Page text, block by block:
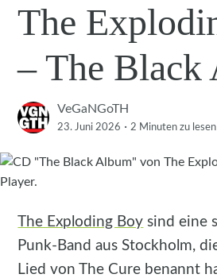
The
– The Black
VeGaNGoTH
23. Juni 2026 ·2 Minuten zu lesen
The Exploding Boy sind eine
Punk-Band aus Stockholm,
Lied von The Cure benannt